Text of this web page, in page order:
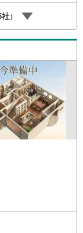
ン相談だけ』でも
な営業は一切行
わせた快適な住ま
気軽にお問い合わ
社）